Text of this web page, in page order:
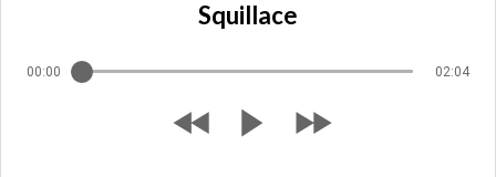
Squillace
00:00 02:04